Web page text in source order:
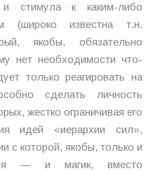
стимула к каким-либо
(широко известна т.н.
якобы, обязательно
нет необходимости что-
только реагировать на
сделать личность
жестко ограничивая его
идей «иерархии сил»,
с которой, якобы, только и
— и магик, вместо